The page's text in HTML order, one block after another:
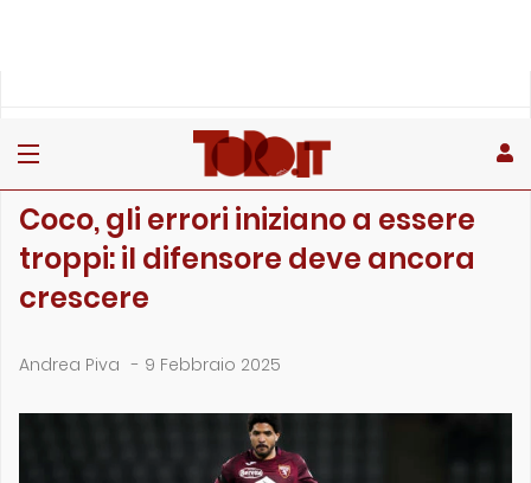
Coco, gli errori iniziano a essere
troppi: il difensore deve ancora
crescere
Andrea Piva - 9 Febbraio 2025